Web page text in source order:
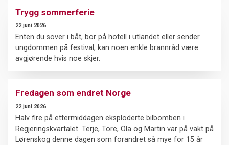
Trygg sommerferie
22 juni 2026
Enten du sover i båt, bor på hotell i utlandet eller sender
ungdommen på festival, kan noen enkle brannråd være
avgjørende hvis noe skjer.
Fredagen som endret Norge
22 juni 2026
Halv fire på ettermiddagen eksploderte bilbomben i
Regjeringskvartalet. Terje, Tore, Ola og Martin var på vakt på
Lørenskog denne dagen som forandret så mye for 15 år